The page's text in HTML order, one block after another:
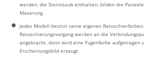
werden, die Steinstaub enthalten, bilden die
Maserung.
Jedes Modell besitzt seine eigenen
Retuschierungsvorgang werden an die
angebracht, dann wird eine Fugenfarbe aufgetragen
Erscheinungsbild erzeugt.